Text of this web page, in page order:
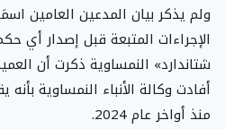
ولم يذكر بيان المدعين العامين
الإجراءات المتبعة قبل إصدار
شتاندارد» النمساوية ذكرت أن
أفادت وكالة الأنباء النمساوية
منذ أواخر عام 2024.